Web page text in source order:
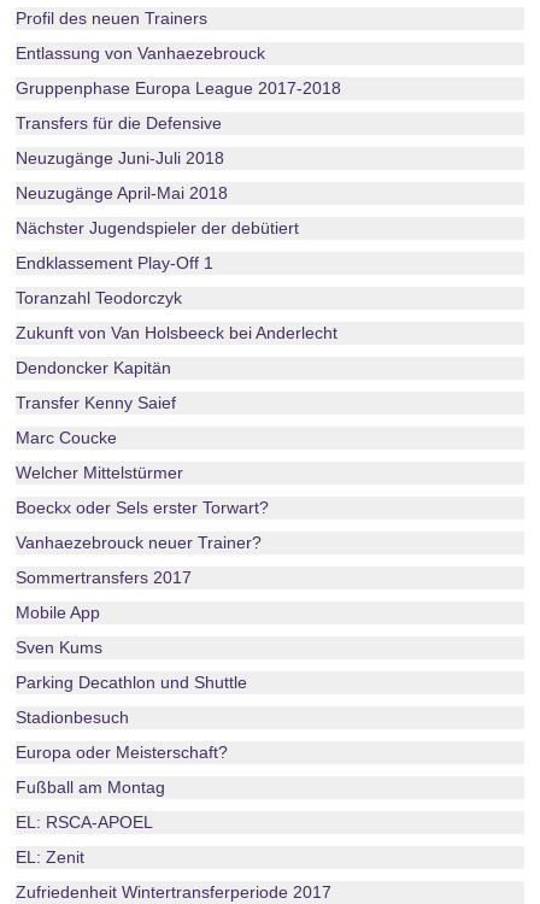
Profil des neuen Trainers
Entlassung von Vanhaezebrouck
Gruppenphase Europa League 2017-2018
Transfers für die Defensive
Neuzugänge Juni-Juli 2018
Neuzugänge April-Mai 2018
Nächster Jugendspieler der debütiert
Endklassement Play-Off 1
Toranzahl Teodorczyk
Zukunft von Van Holsbeeck bei Anderlecht
Dendoncker Kapitän
Transfer Kenny Saief
Marc Coucke
Welcher Mittelstürmer
Boeckx oder Sels erster Torwart?
Vanhaezebrouck neuer Trainer?
Sommertransfers 2017
Mobile App
Sven Kums
Parking Decathlon und Shuttle
Stadionbesuch
Europa oder Meisterschaft?
Fußball am Montag
EL: RSCA-APOEL
EL: Zenit
Zufriedenheit Wintertransferperiode 2017